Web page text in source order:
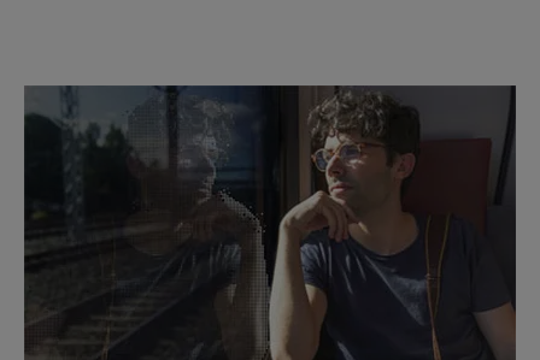
Links zu Websites Dritter werden im Sinne des
Servicegedankens angeboten. Der Herausgeber äußert
keine Meinung über den Inhalt von Websites Dritter und
lehnt ausdrücklich jegliche Verantwortung für
Drittinformationen und deren Verwendung ab.